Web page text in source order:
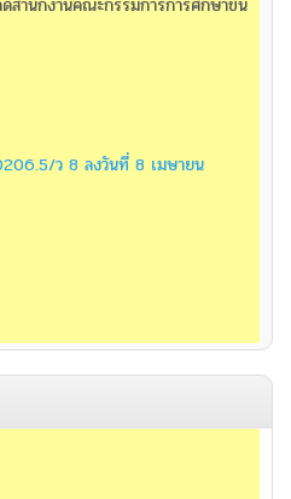
สำนักงานคณะกรรมการการศึกษาขั้น
ว 8 ลงวันที่ 8 เมษายน